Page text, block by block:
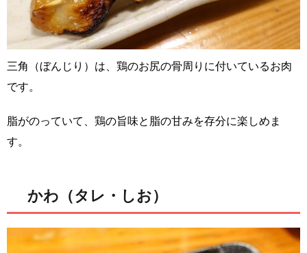
三角（ぼんじり）は、鶏のお尻の骨周りに付いているお肉
です。
脂がのっていて、鶏の旨味と脂の甘みを存分に楽しめま
す。
かわ（タレ・しお）